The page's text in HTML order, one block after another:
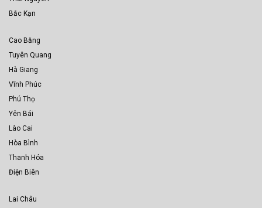
Bắc Kạn
Cao Bằng
Tuyên Quang
Hà Giang
Vĩnh Phúc
Phú Thọ
Yên Bái
Lào Cai
Hòa Bình
Thanh Hóa
Điện Biên
Lai Châu